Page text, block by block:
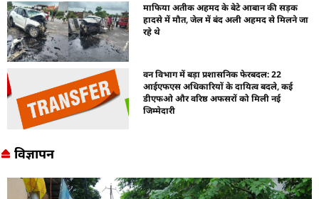
माफिया अतीक अहमद के बेटे आबान की सड़क
हादसे में मौत, जेल में बंद अली अहमद से मिलने जा
रहे थे
वन विभाग में बड़ा प्रशासनिक फेरबदल: 22
आईएफएस अधिकारियों के दायित्व बदले, कई
डीएफओ और वरिष्ठ अफसरों को मिली नई
जिम्मेदारी
विज्ञापन